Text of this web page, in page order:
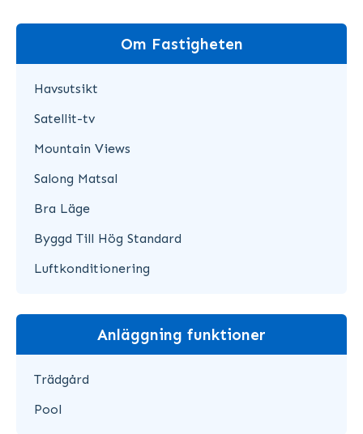
Om Fastigheten
Havsutsikt
Satellit-tv
Mountain Views
Salong Matsal
Bra Läge
Byggd Till Hög Standard
Luftkonditionering
Anläggning funktioner
Trädgård
Pool